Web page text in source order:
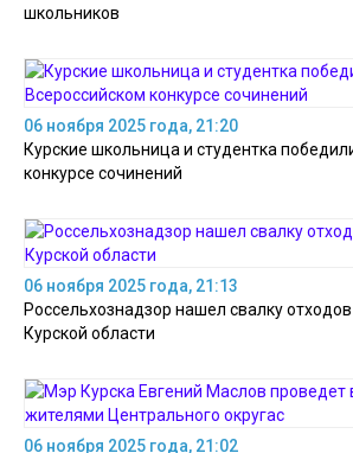
школьников
06 ноября 2025 года, 21:20
Курские школьница и студентка
конкурсе сочинений
06 ноября 2025 года, 21:13
Россельхознадзор нашел свалку
Курской области
06 ноября 2025 года, 21:02